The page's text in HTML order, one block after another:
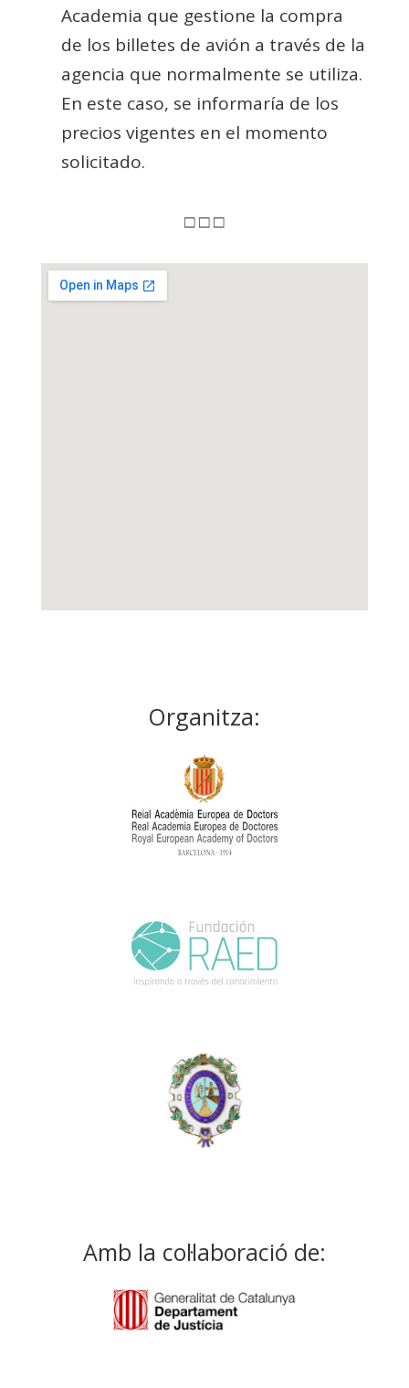
Academia que gestione la compra
de los billetes de avión a través de la
agencia que normalmente se utiliza.
En este caso, se informaría de los
precios vigentes en el momento
solicitado.
□ □ □
Organitza:
Amb la col·laboració de: